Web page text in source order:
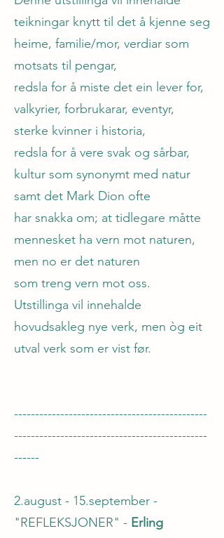
teikningar knytt til det å kjenne seg
heime, familie/mor, verdiar som
motsats til pengar,
redsla for å miste det ein lever for,
valkyrier, forbrukarar, eventyr,
sterke kvinner i historia,
redsla for å vere svak og sårbar,
kultur som synonymt med natur
samt det Mark Dion ofte
har snakka om; at tidlegare måtte
mennesket ha vern mot naturen,
men no er det naturen
som treng vern mot oss.
Utstillinga vil innehalde
hovudsakleg nye verk, men òg eit
utval verk som er vist før.
----------------------------------------------
----------------------------------------------
------
2.august - 15.september -
"REFLEKSJONER" - Erling